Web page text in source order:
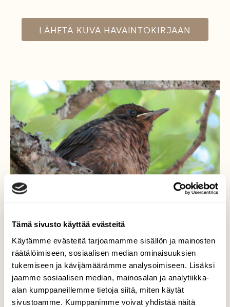
Tämä sivusto käyttää evästeitä
Käytämme evästeitä tarjoamamme sisällön ja mainosten
räätälöimiseen, sosiaalisen median ominaisuuksien
tukemiseen ja kävijämäärämme analysoimiseen. Lisäksi
jaamme sosiaalisen median, mainosalan ja analytiikka-
alan kumppaneillemme tietoja siitä, miten käytät
sivustoamme. Kumppanimme voivat yhdistää näitä
LÄHETÄ KUVA HAVAINTOKIRJAAN
Nälkäinen poikanen
Tällä vaahteranoksalla istuvalla
mustarastaanpoikasella oli tosi kova nälkä
ääntelystään päätellen.